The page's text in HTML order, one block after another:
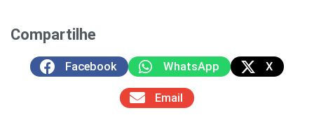
Compartilhe
Facebook WhatsApp X
Email